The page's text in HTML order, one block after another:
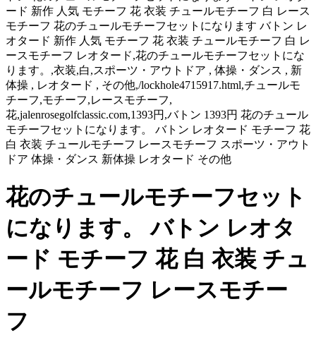
ード 新作 人気 モチーフ 花 衣装 チュールモチーフ 白 レース
モチーフ 花のチュールモチーフセットになります バトン レ
オタード 新作 人気 モチーフ 花 衣装 チュールモチーフ 白 レ
ースモチーフ レオタード,花のチュールモチーフセットにな
ります。,衣装,白,スポーツ・アウトドア , 体操・ダンス , 新
体操 , レオタード , その他,/lockhole4715917.html,チュールモ
チーフ,モチーフ,レースモチーフ,
花,jalenrosegolfclassic.com,1393円,バトン 1393円 花のチュール
モチーフセットになります。 バトン レオタード モチーフ 花
白 衣装 チュールモチーフ レースモチーフ スポーツ・アウト
ドア 体操・ダンス 新体操 レオタード その他
花のチュールモチーフセット
になります。 バトン レオタ
ード モチーフ 花 白 衣装 チュ
ールモチーフ レースモチー
フ